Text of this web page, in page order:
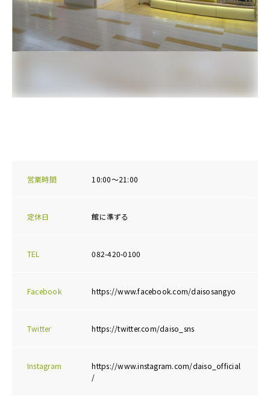
営業時間 10:00～21:00
定休日 館に準ずる
TEL 082-420-0100
Facebook https://www.facebook.com/daisosangyo
Twitter https://twitter.com/daiso_sns
Instagram
https://www.instagram.com/daiso_official
/